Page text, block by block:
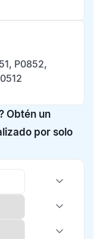
P0852,
Obtén un
por solo